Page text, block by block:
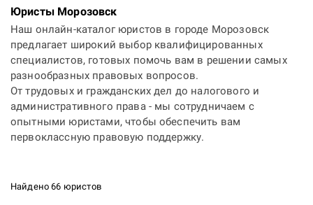
Юристы Морозовск
Наш онлайн-каталог юристов в городе Морозовск
предлагает широкий выбор квалифицированных
специалистов, готовых помочь вам в решении самых
разнообразных правовых вопросов.
От трудовых и гражданских дел до налогового и
административного права - мы сотрудничаем с
опытными юристами, чтобы обеспечить вам
первоклассную правовую поддержку.
Найдено 66 юристов